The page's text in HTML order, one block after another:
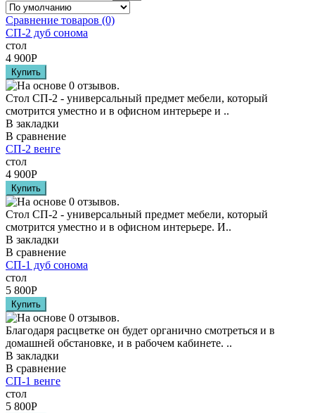
Сравнение товаров (0)
СП-2 дуб сонома
стол
4 900Р
Стол СП-2 - универсальный предмет мебели, который
смотрится уместно и в офисном интерьере и ..
В закладки
В сравнение
СП-2 венге
стол
4 900Р
Стол СП-2 - универсальный предмет мебели, который
смотрится уместно и в офисном интерьере. И..
В закладки
В сравнение
СП-1 дуб сонома
стол
5 800Р
Благодаря расцветке он будет органично смотреться и в
домашней обстановке, и в рабочем кабинете. ..
В закладки
В сравнение
СП-1 венге
стол
5 800Р